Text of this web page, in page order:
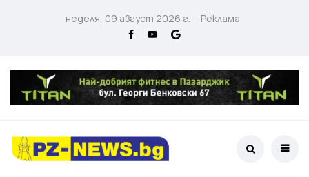
неделя, 09 август 2026 г. Реклама